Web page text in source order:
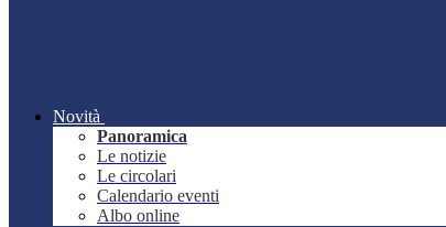
Novità
Panoramica
Le notizie
Le circolari
Calendario eventi
Albo online